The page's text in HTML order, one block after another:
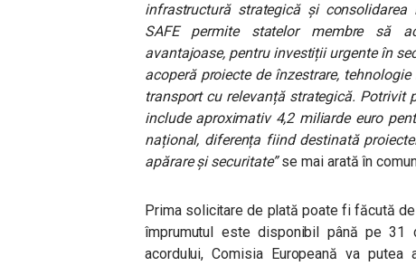
infrastructură strategică și consolidarea
SAFE permite statelor membre să
avantajoase, pentru investiții urgente în
acoperă proiecte de înzestrare,
transport cu relevanță strategică. Potrivit
include aproximativ 4,2 miliarde euro
național, diferența fiind destinată
apărare și securitate”se mai arată în
Prima solicitare de plată poate fi făcută
împrumutul este disponibil până pe 31
acordului, Comisia Europeană va